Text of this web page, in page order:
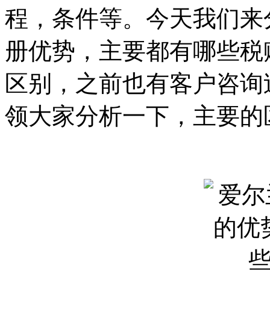
程，条件等。今天我们
册优势，主要都有哪些
区别，之前也有客户咨
领大家分析一下，主要的